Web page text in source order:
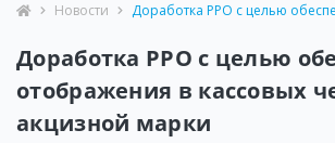
Новости Доработка РРО с целью
Доработка РРО с целью
отображения в кассовых
акцизной марки